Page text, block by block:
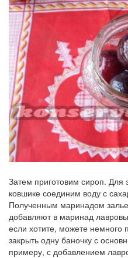
Затем приготовим сироп. Для
ковшике соединим воду с
Полученным маринадом
добавляют в маринад
если хотите, можете немного
закрыть одну баночку с
примеру, с добавлением